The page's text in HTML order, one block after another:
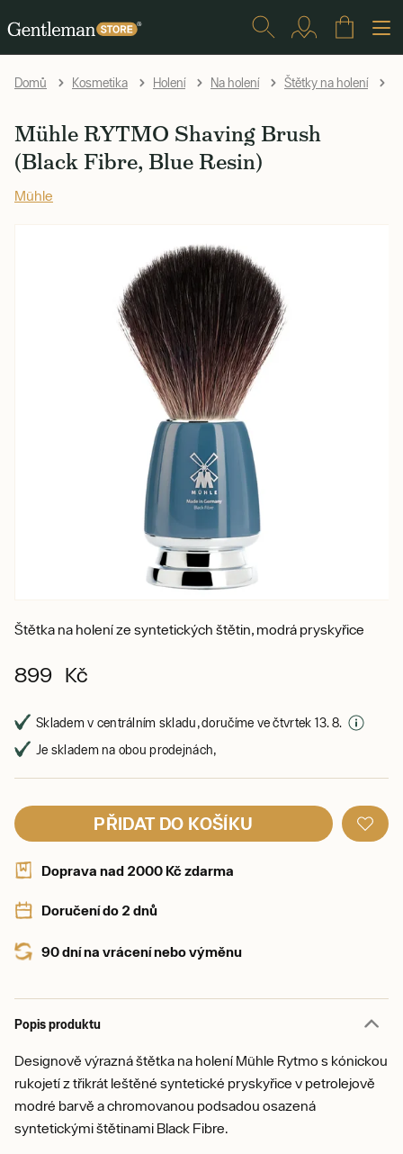
Domů Kosmetika Holení Na holení Štětky na holení
Mühle RYTMO Shaving Brush
(Black Fibre, Blue Resin)
Mühle
Štětka na holení ze syntetických štětin, modrá pryskyřice
899 Kč
Skladem v centrálním skladu, doručíme ve čtvrtek 13. 8.
Je skladem na obou prodejnách,
PŘIDAT DO KOŠÍKU
Doprava nad 2000 Kč zdarma
Doručení do 2 dnů
90 dní na vrácení nebo výměnu
Popis produktu
Designově výrazná štětka na holení Mühle Rytmo s kónickou
rukojetí z třikrát leštěné syntetické pryskyřice v petrolejově
modré barvě a chromovanou podsadou osazená
syntetickými štětinami Black Fibre.